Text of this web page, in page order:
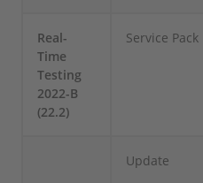
Real-
Time
Testing
2022-B
(22.2)
Service Pack
Update